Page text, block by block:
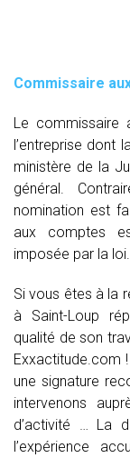
Commissaire
Le commissaire
l’entreprise dont
ministère de la
général.
nomination est
aux comptes
imposée par la loi.
Si vous êtes à la
à Saint-Loup
qualité de son
Exxactitude.com
une signature
intervenons
d’activité … La
l’expérience